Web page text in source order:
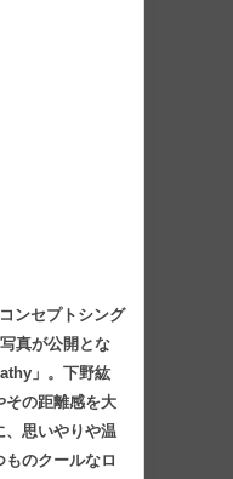
ンセプトシング
真が公開とな
」。下野紘
その距離感を大
、思いやりや温
のクールなロ